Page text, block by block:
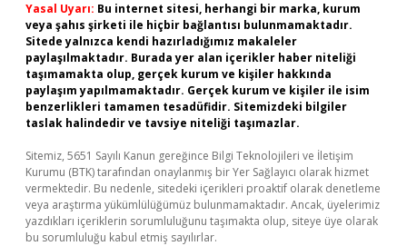
Yasal Uyarı: Bu internet sitesi, herhangi bir marka, kurum
veya şahıs şirketi ile hiçbir bağlantısı bulunmamaktadır.
Sitede yalnızca kendi hazırladığımız makaleler
paylaşılmaktadır. Burada yer alan içerikler haber niteliği
taşımamakta olup, gerçek kurum ve kişiler hakkında
paylaşım yapılmamaktadır. Gerçek kurum ve kişiler ile isim
benzerlikleri tamamen tesadüfidir. Sitemizdeki bilgiler
taslak halindedir ve tavsiye niteliği taşımazlar.
Sitemiz, 5651 Sayılı Kanun gereğince Bilgi Teknolojileri ve İletişim
Kurumu (BTK) tarafından onaylanmış bir Yer Sağlayıcı olarak hizmet
vermektedir. Bu nedenle, sitedeki içerikleri proaktif olarak denetleme
veya araştırma yükümlülüğümüz bulunmamaktadır. Ancak, üyelerimiz
yazdıkları içeriklerin sorumluluğunu taşımakta olup, siteye üye olarak
bu sorumluluğu kabul etmiş sayılırlar.